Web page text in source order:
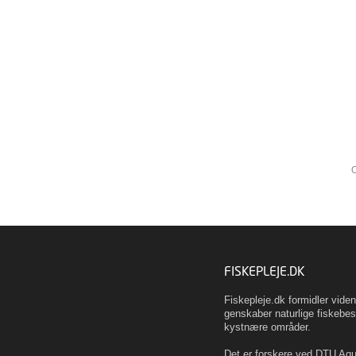
FISKEPLEJE.DK
Fiskepleje.dk formidler
genskaber naturlige
kystnære områder.